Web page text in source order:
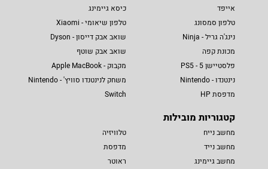
אייפד
טלפון סמסונג
נינג'ה גריל - Ninja
מכונת קפה
פלסטיישן 5 - PS5
נינטנדו - Nintendo
מדפסת HP
כיסא גיימינג
טלפון שיאומי - Xiaomi
שואב אבק דייסון - Dyson
שואב אבק שוטף
מקבוק - Apple MacBook
משחק לנינטנדו סוויץ' - Nintendo
Switch
קטגוריות מובילות
מחשב נייח
מחשב נייד
מחשב גיימינג
טלוויזיה
מדפסת
ראוטר